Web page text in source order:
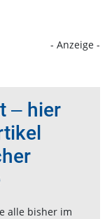
- Anzeige -
‒ hier
alle bisher im